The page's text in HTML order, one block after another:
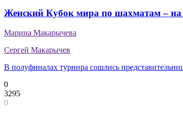
Женский Кубок мира по шахматам –
Марина Макарычева
Сергей Макарычев
В полуфиналах турнира сошлись
0
3295
0